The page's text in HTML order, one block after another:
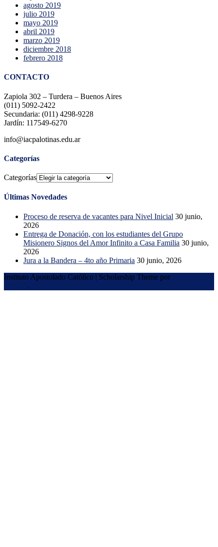
agosto 2019
julio 2019
mayo 2019
abril 2019
marzo 2019
diciembre 2018
febrero 2018
CONTACTO
Zapiola 302 – Turdera – Buenos Aires
(011) 5092-2422
Secundaria: (011) 4298-9228
Jardín: 117549-6270
info@iacpalotinas.edu.ar
Categorías
Categorías
Últimas Novedades
Proceso de reserva de vacantes para Nivel Inicial 30 junio,
2026
Entrega de Donación, con los estudiantes del Grupo
Misionero Signos del Amor Infinito a Casa Familia 30 junio,
2026
Jura a la Bandera – 4to año Primaria 30 junio, 2026
Instituto Apostolado Católico | Scholarship Theme por
.